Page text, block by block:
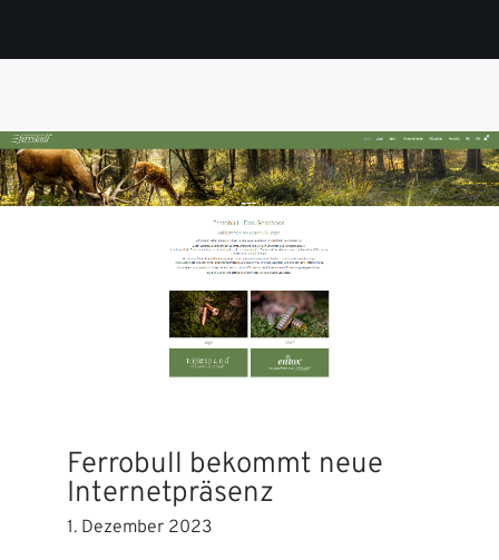
Ferrobull bekommt neue
Internetpräsenz
1. Dezember 2023
SEITE
SEITESEITESEITESEITE